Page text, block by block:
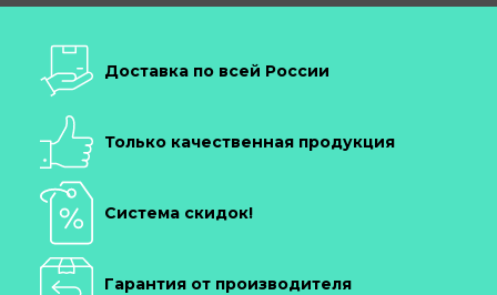
Доставка по всей России
Только качественная продукция
Система скидок!
Гарантия от производителя